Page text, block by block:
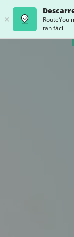
RouteYou
tan fàcil